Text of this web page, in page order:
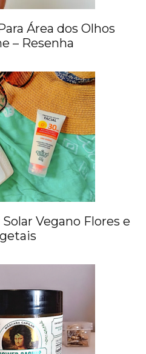
Área dos Olhos
– Resenha
Vegano Flores e